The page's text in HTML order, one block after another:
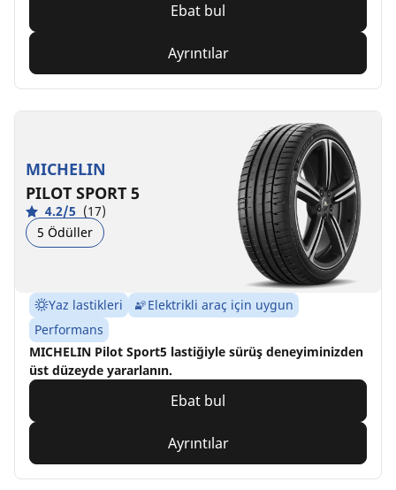
Ebat bul
Ayrıntılar
MICHELIN
PILOT SPORT 5
4.2/5 (17)
5 Ödüller
Yaz lastikleri
Elektrikli araç için uygun
Performans
MICHELIN Pilot Sport5 lastiğiyle sürüş deneyiminizden
üst düzeyde yararlanın.
Ebat bul
Ayrıntılar